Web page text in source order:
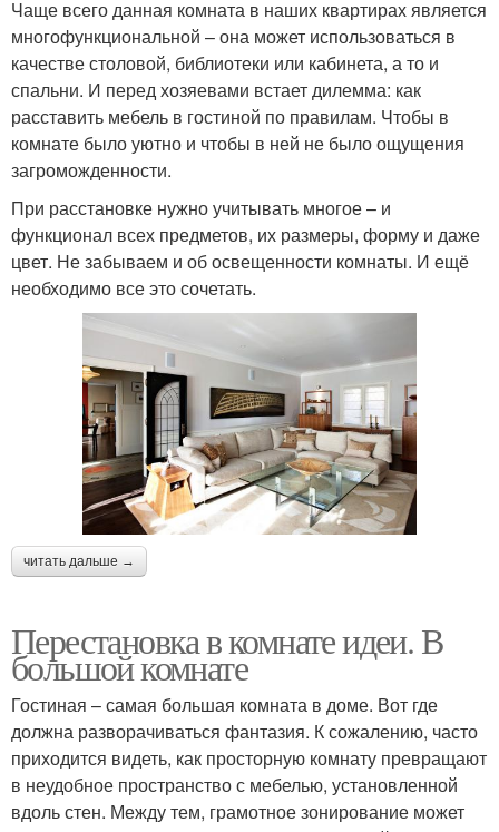
Чаще всего данная комната в наших квартирах является
многофункциональной – она может использоваться в
качестве столовой, библиотеки или кабинета, а то и
спальни. И перед хозяевами встает дилемма: как
расставить мебель в гостиной по правилам. Чтобы в
комнате было уютно и чтобы в ней не было ощущения
загроможденности.
При расстановке нужно учитывать многое – и
функционал всех предметов, их размеры, форму и даже
цвет. Не забываем и об освещенности комнаты. И ещё
необходимо все это сочетать.
читать дальше →
Перестановка в комнате идеи. В
большой комнате
Гостиная – самая большая комната в доме. Вот где
должна разворачиваться фантазия. К сожалению, часто
приходится видеть, как просторную комнату превращают
в неудобное пространство с мебелью, установленной
вдоль стен. Между тем, грамотное зонирование может